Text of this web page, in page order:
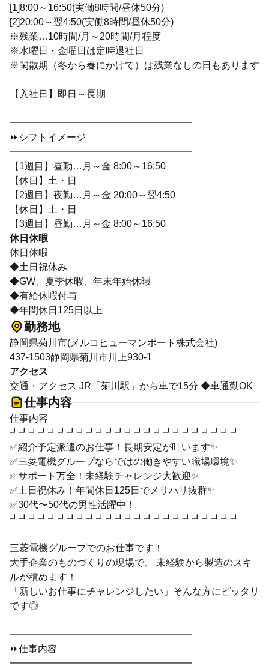
[1]8:00～16:50(実働8時間/昼休50分)
[2]20:00～翌4:50(実働8時間/昼休50分)
※残業…10時間/月～20時間/月程度
※水曜日・金曜日は定時退社日
※閑散期（冬から春にかけて）は残業なしの日もあります
【入社日】即日～長期
━━━━━━━━━━━━━━━━━━━
⏩シフトイメージ
━━━━━━━━━━━━━━━━━━━
【1週目】昼勤…月～金 8:00～16:50
【休日】土・日
【2週目】夜勤…月～金 20:00～翌4:50
【休日】土・日
【3週目】昼勤…月～金 8:00～16:50
休日休暇
休日休暇
◆土日祝休み
◆GW、夏季休暇、年末年始休暇
◆有給休暇付与
◆年間休日125日以上
勤務地
静岡県菊川市(メルコヒューマンポート株式会社)
437-1503静岡県菊川市川上930-1
アクセス
交通・アクセス JR「菊川駅」から車で15分 ◆車通勤OK
仕事内容
仕事内容
┛┛┛┛┛┛┛┛┛┛┛┛┛┛┛┛┛┛┛┛┛┛┛┛
✅紹介予定派遣のお仕事！長期安定が叶います✨
✅三菱電機グループならではの働きやすい職場環境✨
✅サポート万全！未経験チャレンジ大歓迎✨
✅土日祝休み！年間休日125日でメリハリ抜群✨
✅30代〜50代の男性活躍中！
┛┛┛┛┛┛┛┛┛┛┛┛┛┛┛┛┛┛┛┛┛┛┛┛
三菱電機グループでのお仕事です！
大手企業のものづくりの現場で、 未経験から製造のスキ
ルが積めます！
「新しいお仕事にチャレンジしたい」そんな方にピッタリ
です◎
━━━━━━━━━━━━━━━━━━━
⏩仕事内容
━━━━━━━━━━━━━━━━━━━